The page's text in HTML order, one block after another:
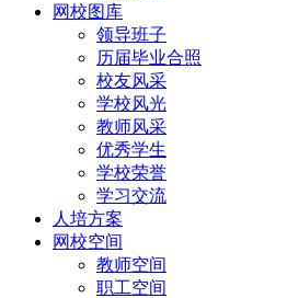
网校图库
领导班子
历届毕业合照
校友风采
学校风光
教师风采
优秀学生
学校荣誉
学习交流
人培方案
网校空间
教师空间
职工空间